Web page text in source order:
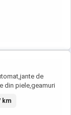
de
din piele,geamuri
,scaune fata
,xenon,senzori
km